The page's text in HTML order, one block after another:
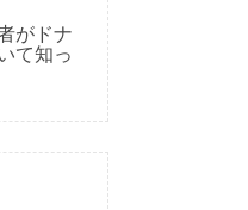
がドナ
て知っ